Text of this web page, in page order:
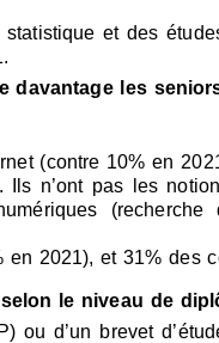
et des
davantage les
(contre 10% en
n’ont pas les
2021), et 31% des
le niveau de
ou d’un brevet